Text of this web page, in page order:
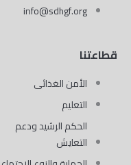
info@sdhgf.org
قطاعتنا
الأمن الغذائى
التعليم
الحكم الرشيد ودعم
التعايش